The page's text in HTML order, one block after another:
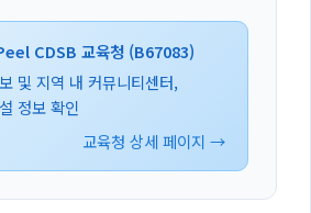
CDSB 교육청 (B67083)
및 지역 내 커뮤니티센터,
정보 확인
교육청 상세 페이지 →